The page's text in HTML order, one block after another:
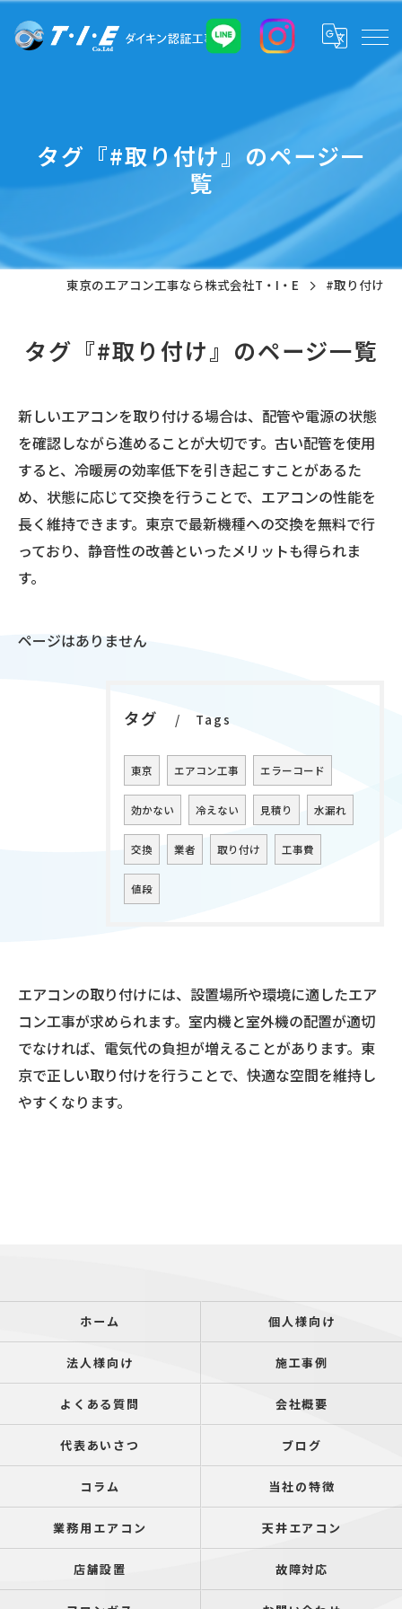
タグ『#取り付け』のページ一
覧
東京のエアコン工事なら株式会社T・I・E #取り付け
タグ『#取り付け』のページ一覧
新しいエアコンを取り付ける場合は、配管や電源の状態
を確認しながら進めることが大切です。古い配管を使用
すると、冷暖房の効率低下を引き起こすことがあるた
め、状態に応じて交換を行うことで、エアコンの性能を
長く維持できます。東京で最新機種への交換を無料で行
っており、静音性の改善といったメリットも得られま
す。
ページはありません
タグ Tags
東京 エアコン工事 エラーコード
効かない 冷えない 見積り 水漏れ
交換 業者 取り付け 工事費
値段
エアコンの取り付けには、設置場所や環境に適したエア
コン工事が求められます。室内機と室外機の配置が適切
でなければ、電気代の負担が増えることがあります。東
京で正しい取り付けを行うことで、快適な空間を維持し
やすくなります。
ホーム 個人様向け
法人様向け 施工事例
よくある質問 会社概要
代表あいさつ ブログ
コラム 当社の特徴
業務用エアコン 天井エアコン
店舗設置 故障対応